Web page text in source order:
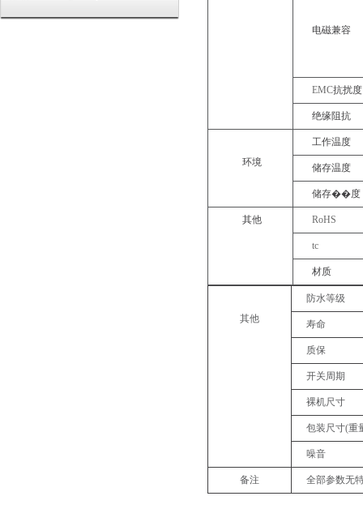
电磁兼容
EMC抗扰度
绝缘阻抗
环境
工作温度
储存温度
储存��度
其他 RoHS
tc
材质
其他
防水等级
寿命
质保
开关周期
裸机尺寸
包装尺寸(重
噪音
备注 全部参数无